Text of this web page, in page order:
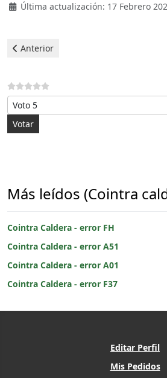
Última actualización: 17 Febrero
Artículo anterior: Cointra Caldera -
Anterior
Por favor, vote
Más leídos (Cointra
Cointra Caldera - error FH
Cointra Caldera - error A51
Cointra Caldera - error A01
Cointra Caldera - error F37
Editar Perfil
Mis Pedidos